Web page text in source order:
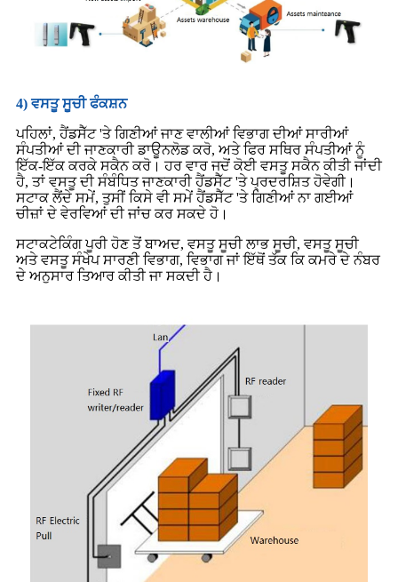
4) ਵਸਤੂ ਸੂਚੀ ਫੰਕਸ਼ਨ
ਪਹਿਲਾਂ, ਹੈਂਡਸੈੱਟ 'ਤੇ ਗਿਣੀਆਂ ਜਾਣ ਵਾਲੀਆਂ ਵਿਭਾਗ ਦੀਆਂ ਸਾਰੀਆਂ
ਸੰਪਤੀਆਂ ਦੀ ਜਾਣਕਾਰੀ ਡਾਊਨਲੋਡ ਕਰੋ, ਅਤੇ ਫਿਰ ਸਥਿਰ ਸੰਪਤੀਆਂ ਨੂੰ
ਇੱਕ-ਇੱਕ ਕਰਕੇ ਸਕੈਨ ਕਰੋ। ਹਰ ਵਾਰ ਜਦੋਂ ਕੋਈ ਵਸਤੂ ਸਕੈਨ ਕੀਤੀ ਜਾਂਦੀ
ਹੈ, ਤਾਂ ਵਸਤੂ ਦੀ ਸੰਬੰਧਿਤ ਜਾਣਕਾਰੀ ਹੈਂਡਸੈੱਟ 'ਤੇ ਪ੍ਰਦਰਸ਼ਿਤ ਹੋਵੇਗੀ।
ਸਟਾਕ ਲੈਂਦੇ ਸਮੇਂ, ਤੁਸੀਂ ਕਿਸੇ ਵੀ ਸਮੇਂ ਹੈਂਡਸੈੱਟ 'ਤੇ ਗਿਣੀਆਂ ਨਾ ਗਈਆਂ
ਚੀਜ਼ਾਂ ਦੇ ਵੇਰਵਿਆਂ ਦੀ ਜਾਂਚ ਕਰ ਸਕਦੇ ਹੋ।
ਸਟਾਕਟੇਕਿੰਗ ਪੂਰੀ ਹੋਣ ਤੋਂ ਬਾਅਦ, ਵਸਤੂ ਸੂਚੀ ਲਾਭ ਸੂਚੀ, ਵਸਤੂ ਸੂਚੀ
ਅਤੇ ਵਸਤੂ ਸੰਖੇਪ ਸਾਰਣੀ ਵਿਭਾਗ, ਵਿਭਾਗ ਜਾਂ ਇੱਥੋਂ ਤੱਕ ਕਿ ਕਮਰੇ ਦੇ ਨੰਬਰ
ਦੇ ਅਨੁਸਾਰ ਤਿਆਰ ਕੀਤੀ ਜਾ ਸਕਦੀ ਹੈ।